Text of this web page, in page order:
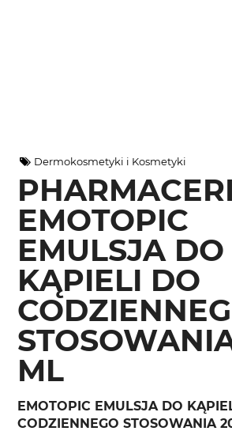
Dermokosmetyki i Kosmetyki
EMOTOPIC
EMULSJA DO
KĄPIELI DO
ML
EMOTOPIC EMULSJA DO
CODZIENNEGO STOSOWANIA